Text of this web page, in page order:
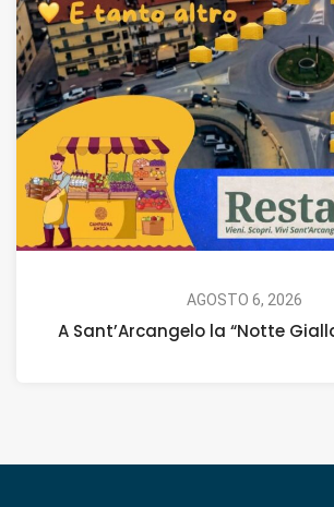
AGOSTO 6, 2026
A Sant’Arcangelo la “Notte